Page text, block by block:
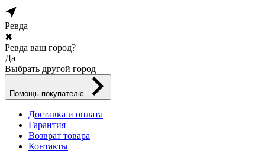
Ревда
✖
Ревда ваш город?
Да
Выбрать другой город
Помощь покупателю
Доставка и оплата
Гарантия
Возврат товара
Контакты